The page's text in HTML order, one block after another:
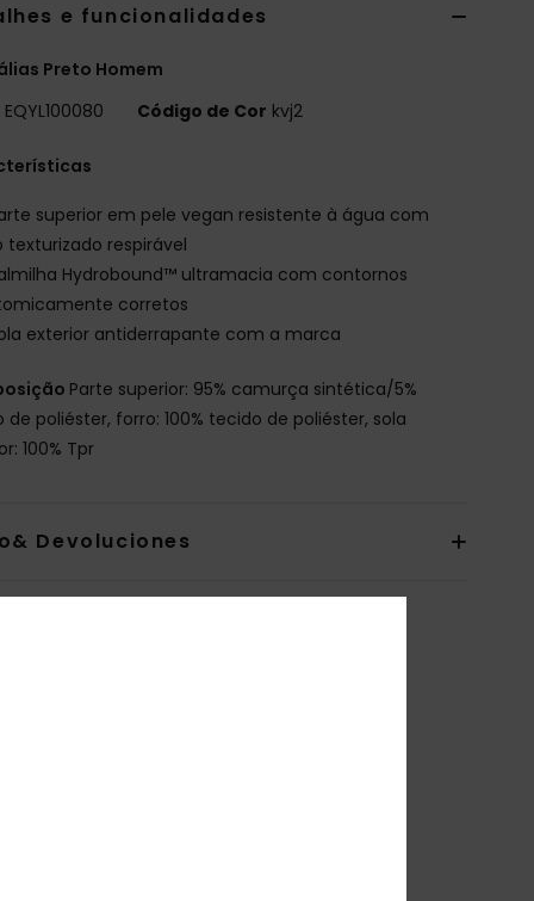
e funcionalidades
Preto Homem
EQYL100080 Código de Cor kvj2
superior em pele vegan resistente à água com
texturizado respirável
Hydrobound™ ultramacia com contornos
corretos
exterior antiderrapante com a marca
Parte superior: 95% camurça sintética/5%
de poliéster, forro: 100% tecido de poliéster, sola
100% Tpr
Devoluciones